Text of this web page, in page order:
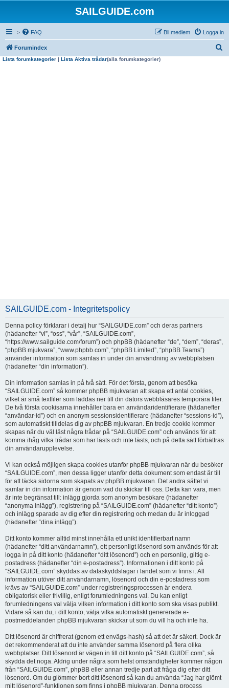
SAILGUIDE.com
> FAQ Logga in
Bli medlem
Forumindex
Lista forumkategorier | Lista Aktiva trådar(alla forumkategorier)
SAILGUIDE.com - Integritetspolicy
Denna policy förklarar i detalj hur “SAILGUIDE.com” och deras partners
(hädanefter “vi”, “oss”, “vår”, “SAILGUIDE.com”,
“https://www.sailguide.com/forum”) och phpBB (hädanefter “de”, “dem”, “deras”,
“phpBB mjukvara”, “www.phpbb.com”, “phpBB Limited”, “phpBB Teams”)
använder information som samlas in under din användning av webbplatsen
(hädanefter “din information”).
Din information samlas in på två sätt. För det första, genom att besöka
“SAILGUIDE.com” så kommer phpBB mjukvaran att skapa ett antal cookies,
vilket är små textfiler som laddas ner till din dators webbläsares temporära filer.
De två första cookisarna innehåller bara en användaridentifierare (hädanefter
“användar-id”) och en anonym sessionsidentifierare (hädanefter “sessions-id”),
som automatiskt tilldelas dig av phpBB mjukvaran. En tredje cookie kommer
skapas när du väl läst några trådar på “SAILGUIDE.com” och används för att
komma ihåg vilka trådar som har lästs och inte lästs, och på detta sätt förbättras
din användarupplevelse.
Vi kan också möjligen skapa cookies utanför phpBB mjukvaran när du besöker
“SAILGUIDE.com”, men dessa ligger utanför detta dokument som endast är till
för att täcka sidorna som skapats av phpBB mjukvaran. Det andra sättet vi
samlar in din information är genom vad du skickar till oss. Detta kan vara, men
är inte begränsat till: inlägg gjorda som anonym besökare (hädanefter
“anonyma inlägg”), registrering på “SAILGUIDE.com” (hädanefter “ditt konto”)
och inlägg sparade av dig efter din registrering och medan du är inloggad
(hädanefter “dina inlägg”).
Ditt konto kommer alltid minst innehålla ett unikt identifierbart namn
(hädanefter “ditt användarnamn”), ett personligt lösenord som används för att
logga in på ditt konto (hädanefter “ditt lösenord”) och en personlig, giltig e-
postadress (hädanefter “din e-postadress”). Informationen i ditt konto på
“SAILGUIDE.com” skyddas av dataskyddslagar i landet som vi finns i. All
information utöver ditt användarnamn, lösenord och din e-postadress som
krävs av “SAILGUIDE.com” under registreringsprocessen är endera
obligatorisk eller frivillig, enligt forumledningens val. Du kan enligt
forumledningens val välja vilken information i ditt konto som ska visas publikt.
Vidare så kan du, i ditt konto, välja vilka automatiskt genererade e-
postmeddelanden phpBB mjukvaran skickar ut som du vill ha och inte ha.
Ditt lösenord är chiffrerat (genom ett envägs-hash) så att det är säkert. Dock är
det rekommenderat att du inte använder samma lösenord på flera olika
webbplatser. Ditt lösenord är vägen in till ditt konto på “SAILGUIDE.com”, så
skydda det noga. Aldrig under några som helst omständigheter kommer någon
från “SAILGUIDE.com”, phpBB eller annan tredje part att fråga dig efter ditt
lösenord. Om du glömmer bort ditt lösenord så kan du använda “Jag har glömt
mitt lösenord”-funktionen som finns i phpBB mjukvaran. Denna process